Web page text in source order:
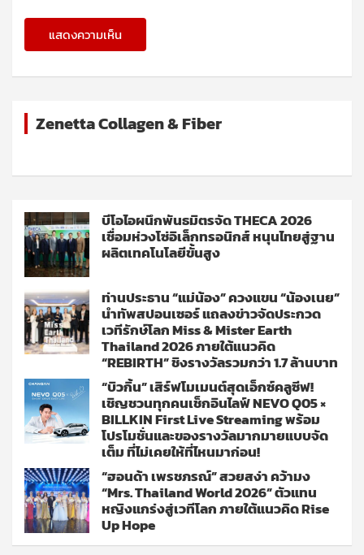
Zenetta Collagen & Fiber
บีโอไอผนึกพันธมิตรจัด THECA 2026
เชื่อมห่วงโซ่อิเล็กทรอนิกส์ หนุนไทยสู่ฐาน
ผลิตเทคโนโลยีขั้นสูง
ท่านประธาน “แม่น้อง” ควงแขน “น้องเนย”
นำทัพสปอนเซอร์ แถลงข่าวจัดประกวด
เวทีรักษ์โลก Miss & Mister Earth
Thailand 2026 ภายใต้แนวคิด
“REBIRTH” ชิงรางวัลรวมกว่า 1.7 ล้านบาท
“บิวกิ้น” เสิร์ฟโมเมนต์สุดเอ็กซ์คลูซีฟ!
เชิญชวนทุกคนเช็กอินไลฟ์ NEVO Q05 ×
BILLKIN First Live Streaming พร้อม
โปรโมชั่นและของรางวัลมากมายแบบจัด
เต็ม ที่ไม่เคยให้ที่ไหนมาก่อน!
“ฮอนด้า เพรชภรณ์” สวยสง่า คว้ามง
“Mrs. Thailand World 2026” ตัวแทน
หญิงแกร่งสู่เวทีโลก ภายใต้แนวคิด Rise
Up Hope